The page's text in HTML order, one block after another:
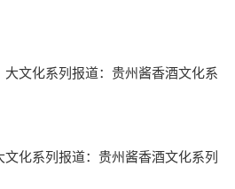
大文化系列报道：贵州酱香酒文化系
文化系列报道：贵州酱香酒文化系列